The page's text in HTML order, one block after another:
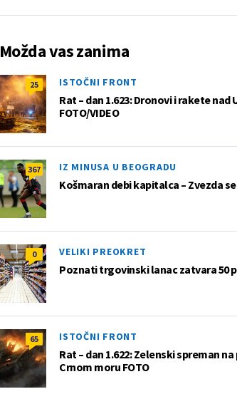
Možda vas zanima
25 ISTOČNI FRONT
Rat – dan 1.623: Dronovi i rakete
FOTO/VIDEO
367 IZ MINUSA U BEOGRADU
Košmaran debi kapitalca – Zvezda
0 VELIKI PREOKRET
Poznati trgovinski lanac zatvara 50
65 ISTOČNI FRONT
Rat – dan 1.622: Zelenski spreman
Crnom moru FOTO